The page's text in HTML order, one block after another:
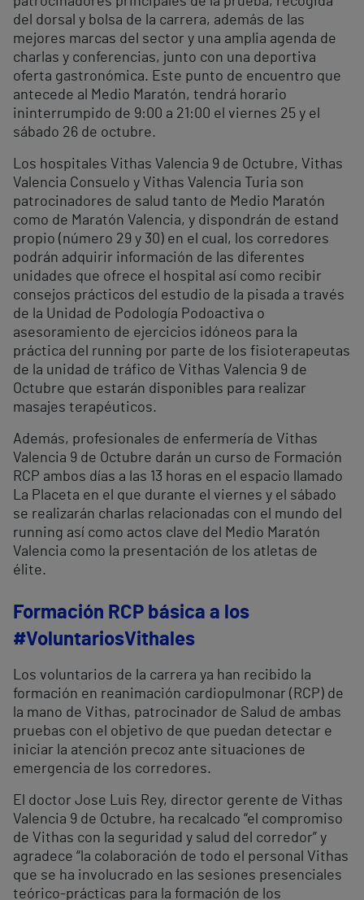
del dorsal y bolsa de la carrera, además de las
mejores marcas del sector y una amplia agenda de
charlas y conferencias, junto con una deportiva
oferta gastronómica. Este punto de encuentro que
antecede al Medio Maratón, tendrá horario
ininterrumpido de 9:00 a 21:00 el viernes 25 y el
sábado 26 de octubre.
Los hospitales Vithas Valencia 9 de Octubre, Vithas
Valencia Consuelo y Vithas Valencia Turia son
patrocinadores de salud tanto de Medio Maratón
como de Maratón Valencia, y dispondrán de estand
propio (número 29 y 30) en el cual, los corredores
podrán adquirir información de las diferentes
unidades que ofrece el hospital así como recibir
consejos prácticos del estudio de la pisada a través
de la Unidad de Podología Podoactiva o
asesoramiento de ejercicios idóneos para la
práctica del running por parte de los fisioterapeutas
de la unidad de tráfico de Vithas Valencia 9 de
Octubre que estarán disponibles para realizar
masajes terapéuticos.
Además, profesionales de enfermería de Vithas
Valencia 9 de Octubre darán un curso de Formación
RCP ambos días a las 13 horas en el espacio llamado
La Placeta en el que durante el viernes y el sábado
se realizarán charlas relacionadas con el mundo del
running así como actos clave del Medio Maratón
Valencia como la presentación de los atletas de
élite.
Formación RCP básica a los
#VoluntariosVithales
Los voluntarios de la carrera ya han recibido la
formación en reanimación cardiopulmonar (RCP) de
la mano de Vithas, patrocinador de Salud de ambas
pruebas con el objetivo de que puedan detectar e
iniciar la atención precoz ante situaciones de
emergencia de los corredores.
El doctor Jose Luis Rey, director gerente de Vithas
Valencia 9 de Octubre, ha recalcado “el compromiso
de Vithas con la seguridad y salud del corredor” y
agradece “la colaboración de todo el personal Vithas
que se ha involucrado en las sesiones presenciales
teórico-prácticas para la formación de los